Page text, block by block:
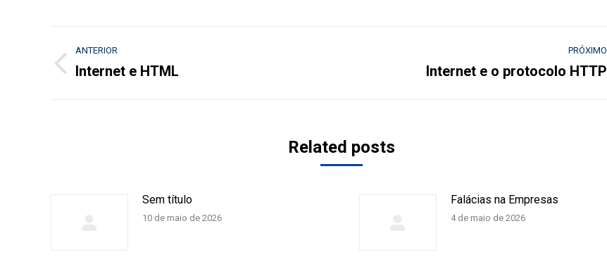
Navegação
de
ANTERIOR
Post
Internet e HTML
PRÓXIMO
Internet e o protocolo HTTP
Related posts
Sem título
10 de maio de 2026
Falácias na Empresas
4 de maio de 2026